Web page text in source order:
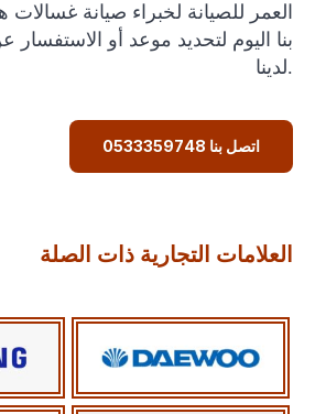
العمر للصيانة لخبراء صيانة
بنا اليوم لتحديد موعد أو الاستفسار
لدينا.
اتصل بنا 0533359748
العلامات التجارية ذات الصلة